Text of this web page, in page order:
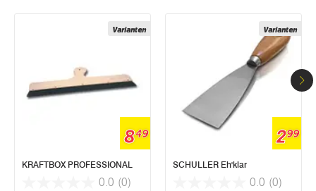
Varianten
849
KRAFTBOX PROFESSIONAL
0.0 (0)
Varianten
299
SCHULLER Eh'klar
0.0 (0)